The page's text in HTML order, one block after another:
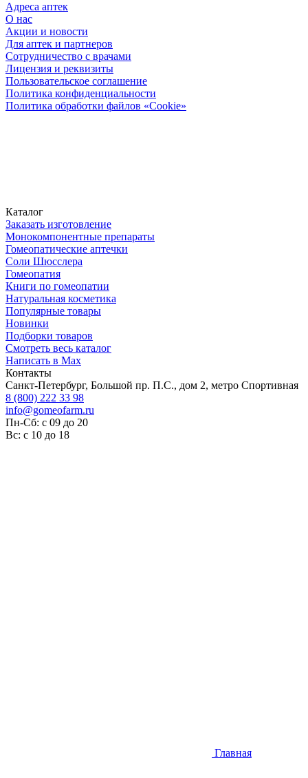
Адреса аптек
О нас
Акции и новости
Для аптек и партнеров
Сотрудничество с врачами
Лицензия и реквизиты
Пользовательское соглашение
Политика конфиденциальности
Политика обработки файлов «Cookie»
Каталог
Заказать изготовление
Монокомпонентные препараты
Гомеопатические аптечки
Соли Шюсслера
Гомеопатия
Книги по гомеопатии
Натуральная косметика
Популярные товары
Новинки
Подборки товаров
Смотреть весь каталог
Написать в Max
Контакты
Санкт-Петербург, Большой пр. П.С., дом 2, метро Спортивная
8 (800) 222 33 98
info@gomeofarm.ru
Пн-Сб: с 09 до 20
Вс: с 10 до 18
Главная